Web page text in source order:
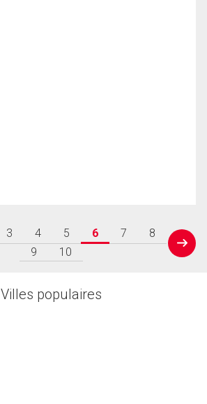
3 4 5 6 7
8
9
10 next
Villes populaires